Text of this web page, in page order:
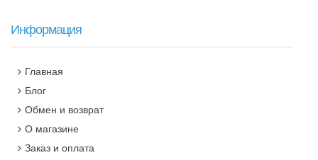
Информация
Главная
Блог
Обмен и возврат
О магазине
Заказ и оплата